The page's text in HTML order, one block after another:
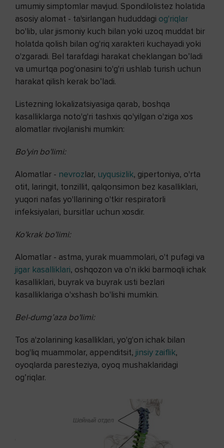
umumiy simptomlar mavjud. Spondilolistez holatida
asosiy alomat - ta'sirlangan hududdagi og'riqlar
bo'lib, ular jismoniy kuch bilan yoki uzoq muddat bir
holatda qolish bilan og'riq xarakteri kuchayadi yoki
o'zgaradi. Bel tarafdagi harakat cheklangan bo’ladi
va umurtqa pog'onasini to'g'ri ushlab turish uchun
harakat qilish kerak bo’ladi.
Listezning lokalizatsiyasiga qarab, boshqa
kasalliklarga noto'g'ri tashxis qo'yilgan o'ziga xos
alomatlar rivojlanishi mumkin:
Bo'yin bo'limi:
Alomatlar - nevrozlar, uyqusizlik, gipertoniya, o'rta
otit, laringit, tonzillit, qalqonsimon bez kasalliklari,
yuqori nafas yo'llarining o'tkir respiratorli
infeksiyalari, bursitlar uchun xosdir.
Ko'krak bo'limi:
Alomatlar - astma, yurak muammolari, o't pufagi va
jigar kasalliklari, oshqozon va o'n ikki barmoqli ichak
kasalliklari, buyrak va buyrak usti bezlari
kasalliklariga o'xshash bo'lishi mumkin.
Bel-dumg’aza bo'limi:
Tos a'zolarining kasalliklari, yo'g'on ichak bilan
bog'liq muammolar, appenditsit, jinsiy zaiflik,
oyoqlarda paresteziya, oyoq mushaklaridagi
og’riqlar.